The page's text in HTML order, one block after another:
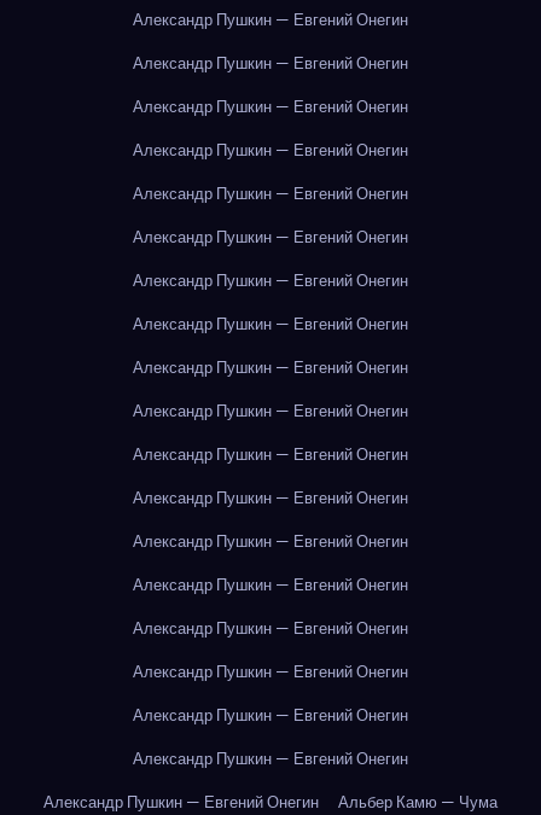
Александр Пушкин — Евгений Онегин
Александр Пушкин — Евгений Онегин
Александр Пушкин — Евгений Онегин
Александр Пушкин — Евгений Онегин
Александр Пушкин — Евгений Онегин
Александр Пушкин — Евгений Онегин
Александр Пушкин — Евгений Онегин
Александр Пушкин — Евгений Онегин
Александр Пушкин — Евгений Онегин
Александр Пушкин — Евгений Онегин
Александр Пушкин — Евгений Онегин
Александр Пушкин — Евгений Онегин
Александр Пушкин — Евгений Онегин
Александр Пушкин — Евгений Онегин
Александр Пушкин — Евгений Онегин
Александр Пушкин — Евгений Онегин
Александр Пушкин — Евгений Онегин
Александр Пушкин — Евгений Онегин
Александр Пушкин — Евгений Онегин
Альбер Камю — Чума